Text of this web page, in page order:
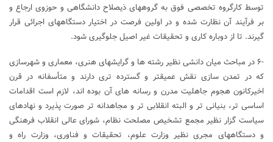
توسط کارگروه تخصصی فوق به گروههای ذیصلاح دانشگاهی و حوزوی ارجاع و
بر فرآیند آن نظارت شده و در اولین فرصت در اختیار دستگاههای اجرائی قرار
گیرند. تا از دوباره کاری و تحقیقات غیر اصیل جلوگیری شود.
-۶ در مباحث میان دانشی نظیر رشته ها و گرایشهای هنری، معماری و شهرسازی
که در تمدن سازی نقش عمیقتر و گسترده تری دارند و متأسفانه در قرن
اخیرکانون هجوم جاهلیت مدرن و رسانه های آن بوده اند، لازم است اقدامات
اساسی تر، بنیانی تر و البته انقلابی تر و مجاهدانه تر صورت پذیرد و نهادهای
سیاست گزار نظیر مجمع تشخیص مصلحت نظام، شورای عالی انقلاب فرهنگی
و دستگاههای مجری نظیر وزارت علوم، تحقیقات و فناوری، وزارت راه و